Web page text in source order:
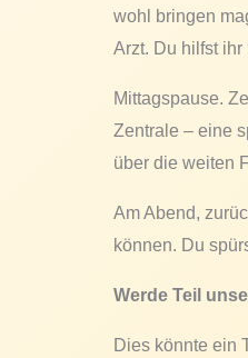
wohl bringen
Arzt. Du hilfst
Mittagspause.
Zentrale – eine
über die weiten
Am Abend,
können. Du
Werde Teil
Dies könnte ein